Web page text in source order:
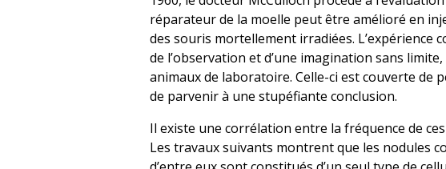
réparateur de la moelle peut être amélioré en
des souris mortellement irradiées. L’expérience
de l’observation et d’une imagination sans
animaux de laboratoire. Celle-ci est couverte de
de parvenir à une stupéfiante conclusion.
Il existe une corrélation entre la fréquence de
Les travaux suivants montrent que les nodules